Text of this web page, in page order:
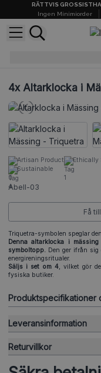
RÄTTVIS
Ingen Minimiorder
4xAltarklocka i
Artisan Product Ethically
Sustainable
Abell-03
Få
Triquetra-symbolen speglar
Denna altarklocka i
symboltopp. Den ger ifrån
energireningsritualer.
Säljs i set om 4, vilket gör
fysiska butiker.
Produktspecifikationer
Leveransinformation
Returvillkor